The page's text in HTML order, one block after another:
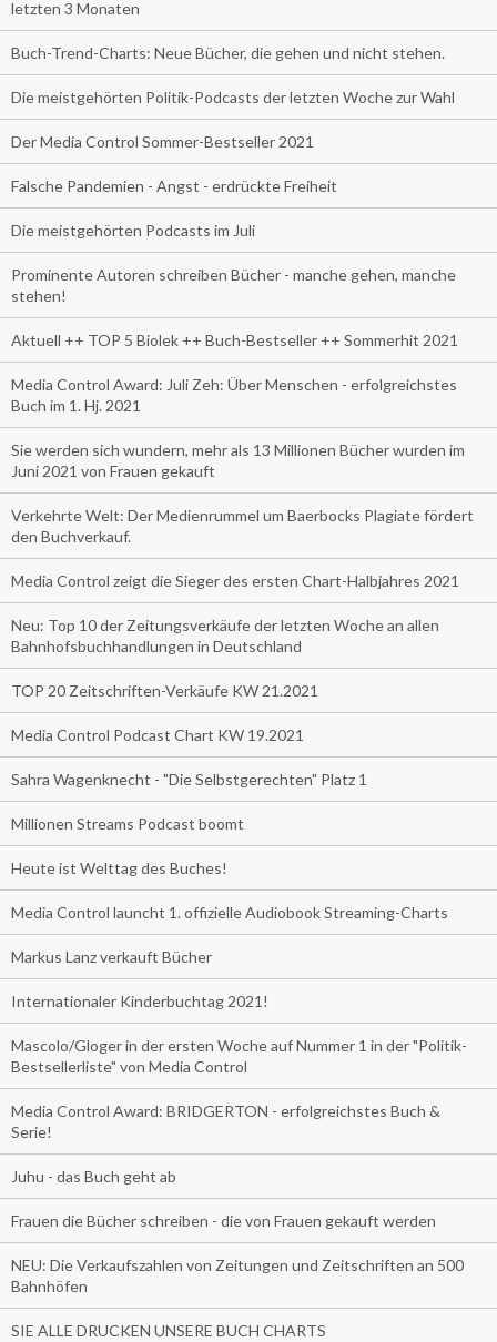
letzten 3 Monaten
Buch-Trend-Charts: Neue Bücher, die gehen und nicht stehen.
Die meistgehörten Politik-Podcasts der letzten Woche zur Wahl
Der Media Control Sommer-Bestseller 2021
Falsche Pandemien - Angst - erdrückte Freiheit
Die meistgehörten Podcasts im Juli
Prominente Autoren schreiben Bücher - manche gehen, manche
stehen!
Aktuell ++ TOP 5 Biolek ++ Buch-Bestseller ++ Sommerhit 2021
Media Control Award: Juli Zeh: Über Menschen - erfolgreichstes
Buch im 1. Hj. 2021
Sie werden sich wundern, mehr als 13 Millionen Bücher wurden im
Juni 2021 von Frauen gekauft
Verkehrte Welt: Der Medienrummel um Baerbocks Plagiate fördert
den Buchverkauf.
Media Control zeigt die Sieger des ersten Chart-Halbjahres 2021
Neu: Top 10 der Zeitungsverkäufe der letzten Woche an allen
Bahnhofsbuchhandlungen in Deutschland
TOP 20 Zeitschriften-Verkäufe KW 21.2021
Media Control Podcast Chart KW 19.2021
Sahra Wagenknecht - "Die Selbstgerechten" Platz 1
Millionen Streams Podcast boomt
Heute ist Welttag des Buches!
Media Control launcht 1. offizielle Audiobook Streaming-Charts
Markus Lanz verkauft Bücher
Internationaler Kinderbuchtag 2021!
Mascolo/Gloger in der ersten Woche auf Nummer 1 in der "Politik-
Bestsellerliste" von Media Control
Media Control Award: BRIDGERTON - erfolgreichstes Buch &
Serie!
Juhu - das Buch geht ab
Frauen die Bücher schreiben - die von Frauen gekauft werden
NEU: Die Verkaufszahlen von Zeitungen und Zeitschriften an 500
Bahnhöfen
SIE ALLE DRUCKEN UNSERE BUCH CHARTS